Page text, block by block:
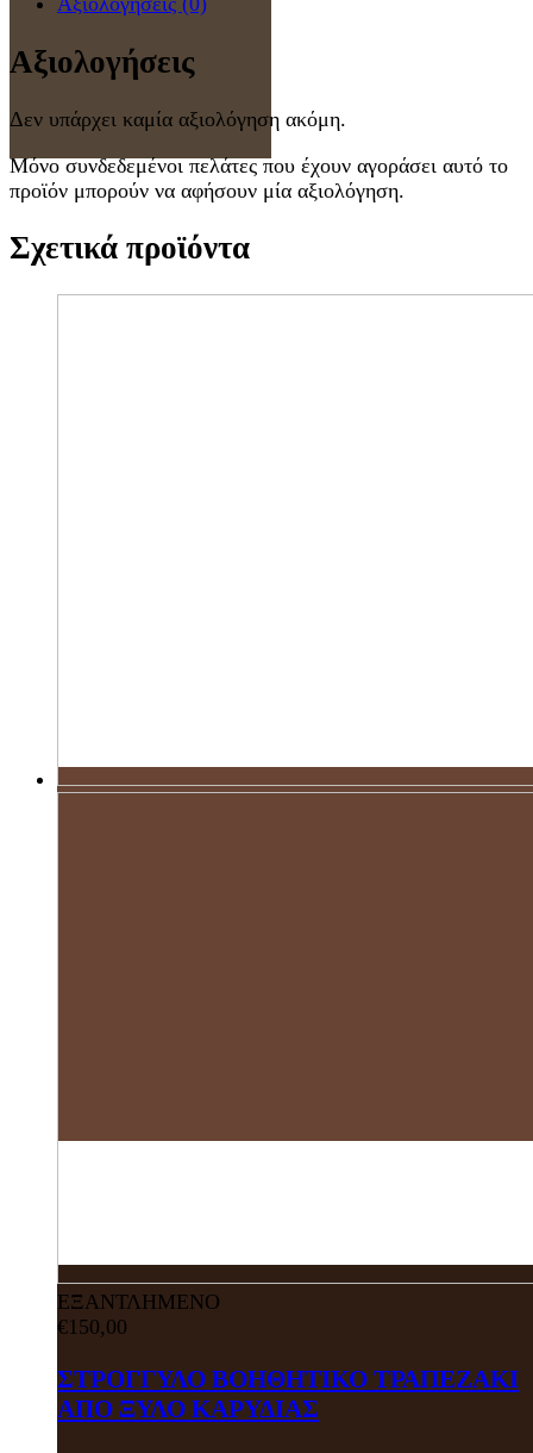
Αξιολογήσεις
Δεν υπάρχει καμία αξιολόγηση ακόμη.
Μόνο συνδεδεμένοι πελάτες που έχουν αγοράσει αυτό το
προϊόν μπορούν να αφήσουν μία αξιολόγηση.
Σχετικά προϊόντα
ΕΞΑΝΤΛΗΜΕΝΟ
€ 150,00
ΣΤΡΟΓΓΥΛΟ ΒΟΗΘΗΤΙΚΟ ΤΡΑΠΕΖΑΚΙ
ΑΠΟ ΞΥΛΟ ΚΑΡΥΔΙΑΣ